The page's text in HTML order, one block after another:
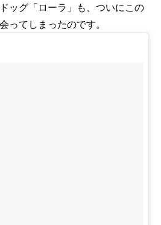
ッグ「ローラ」も、ついにこの
ってしまったのです。